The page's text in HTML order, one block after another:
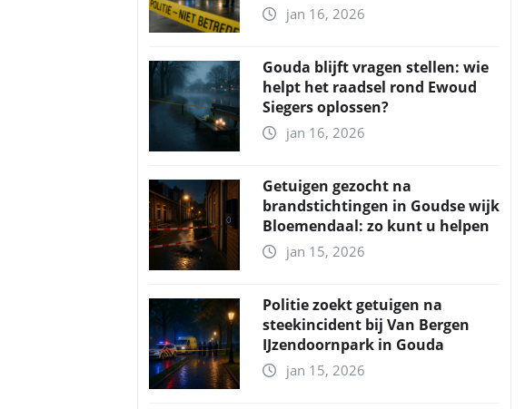
jan 16, 2026
Gouda blijft vragen stellen: wie
helpt het raadsel rond Ewoud
Siegers oplossen?
jan 16, 2026
Getuigen gezocht na
brandstichtingen in Goudse wijk
Bloemendaal: zo kunt u helpen
jan 15, 2026
Politie zoekt getuigen na
steekincident bij Van Bergen
IJzendoornpark in Gouda
jan 15, 2026